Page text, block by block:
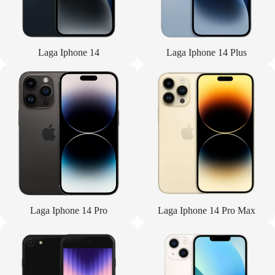
Laga Iphone 14 Laga Iphone 14 Plus
Laga Iphone 14 Pro Laga Iphone 14 Pro Max